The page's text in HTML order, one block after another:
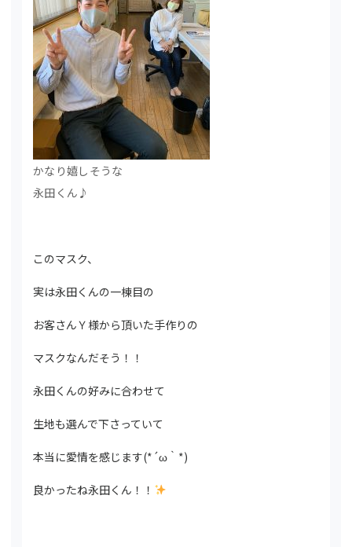
かなり嬉しそうな
永田くん♪
このマスク、
実は永田くんの一棟目の
お客さんＹ様から頂いた手作りの
マスクなんだそう！！
永田くんの好みに合わせて
生地も選んで下さっていて
本当に愛情を感じます(*´ω｀*)
良かったね永田くん！！